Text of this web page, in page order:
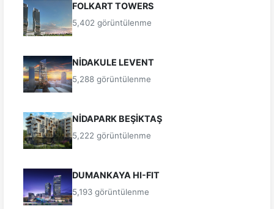
FOLKART TOWERS
5,402 görüntülenme
NİDAKULE LEVENT
5,288 görüntülenme
NİDAPARK BEŞİKTAŞ
5,222 görüntülenme
DUMANKAYA HI-FIT
5,193 görüntülenme